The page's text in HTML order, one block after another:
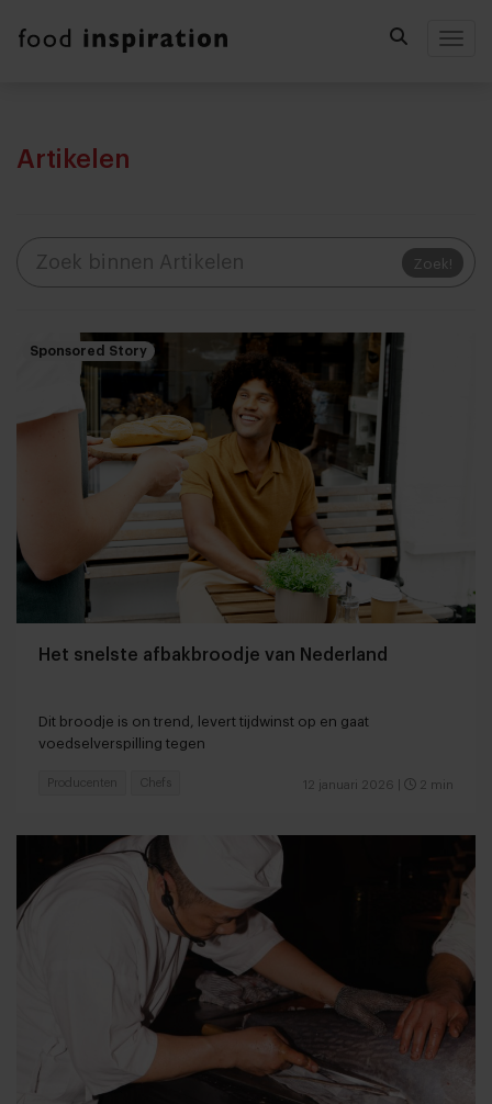
Artikelen
Zoek!
Sponsored Story
Het snelste afbakbroodje van Nederland
Dit broodje is on trend, levert tijdwinst op en gaat
voedselverspilling tegen
12 januari 2026 2 min
Producenten Chefs